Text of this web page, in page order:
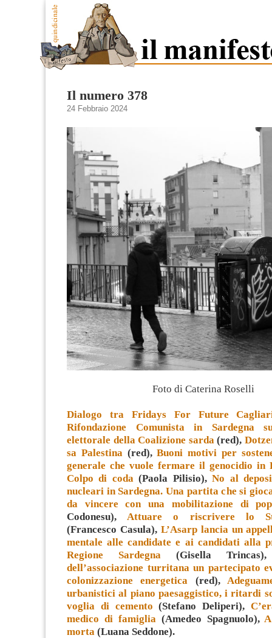
Il numero 378
24 Febbraio 2024
Foto di Caterina Roselli
Dialogo tra Fridays For Future
Rifondazione Comunista in Sardegna
elettorale della Coalizione sarda (red),
sa Palestina (red),Buoni motivi per
generale che vuole fermare il genocidio in
Colpo di coda (Paola Pilisio),No al
nucleari in Sardegna. Una partita che si
da vincere con una mobilitazione di
Codonesu), Attuare o riscrivere lo
(Francesco Casula), L’Asarp lancia un
mentale alle candidate e ai candidati alla
Regione Sardegna (Gisella
dell’associazione turritana un partecipato
colonizzazione energetica (red),
urbanistici al piano paesaggistico, i ritardi
voglia di cemento (Stefano Deliperi),
medico di famiglia (Amedeo Spagnuolo),
morta (Luana Seddone).